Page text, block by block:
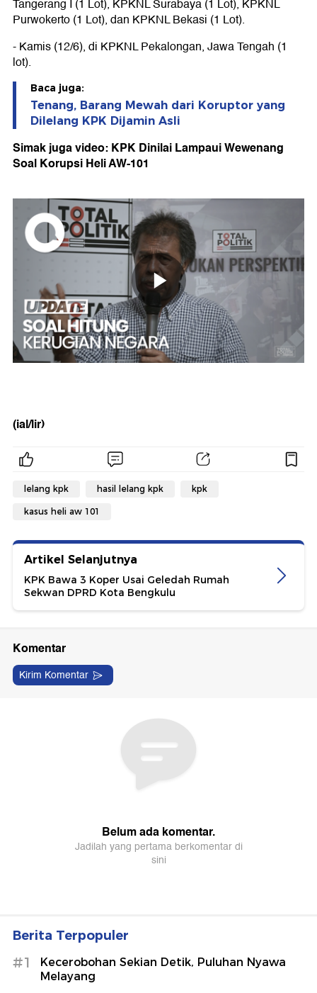
Tangerang I (1 Lot), KPKNL Surabaya (1 Lot), KPKNL
Purwokerto (1 Lot), dan KPKNL Bekasi (1 Lot).
- Kamis (12/6), di KPKNL Pekalongan, Jawa Tengah (1
lot).
Baca juga:
Tenang, Barang Mewah dari Koruptor yang
Dilelang KPK Dijamin Asli
Simak juga video: KPK Dinilai Lampaui Wewenang
Soal Korupsi Heli AW-101
(ial/lir)
lelang kpk hasil lelang kpk kpk
kasus heli aw 101
Artikel Selanjutnya
KPK Bawa 3 Koper Usai Geledah Rumah
Sekwan DPRD Kota Bengkulu
Berita Terpopuler
#1
Kecerobohan Sekian Detik, Puluhan Nyawa
Melayang